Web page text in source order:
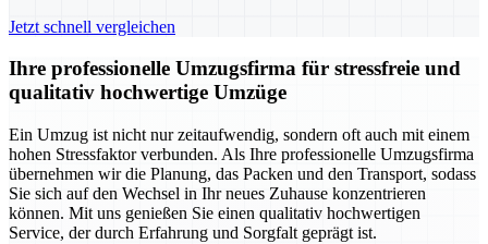
Jetzt schnell vergleichen
Ihre professionelle Umzugsfirma für stressfreie und
qualitativ hochwertige Umzüge
Ein Umzug ist nicht nur zeitaufwendig, sondern oft auch mit einem
hohen Stressfaktor verbunden. Als Ihre professionelle Umzugsfirma
übernehmen wir die Planung, das Packen und den Transport, sodass
Sie sich auf den Wechsel in Ihr neues Zuhause konzentrieren
können. Mit uns genießen Sie einen qualitativ hochwertigen
Service, der durch Erfahrung und Sorgfalt geprägt ist.